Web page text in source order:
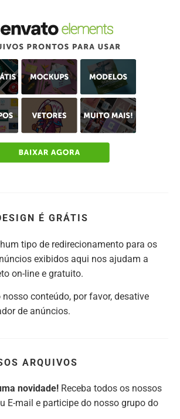
É GRÁTIS
tipo de redirecionamento para os
exibidos aqui nos ajudam a
on-line e gratuito.
conteúdo, por favor, desative
de anúncios.
ARQUIVOS
novidade! Receba todos os nossos
E-mail e participe do nosso grupo do